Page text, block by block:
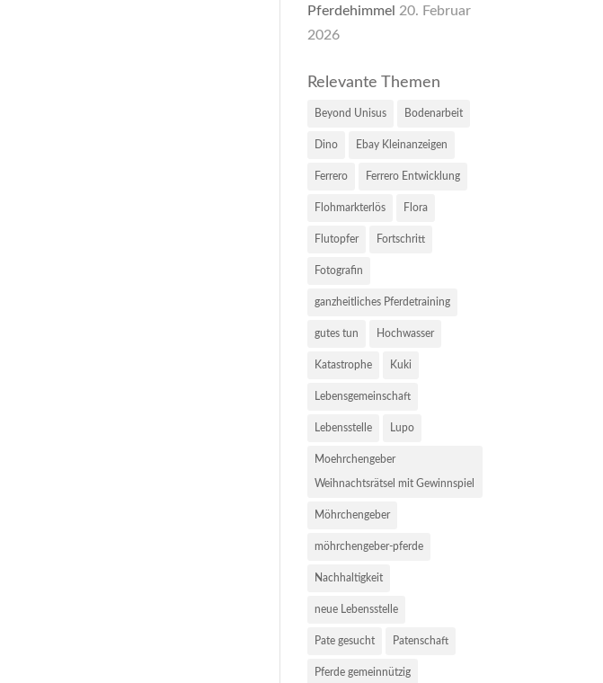
Pferdehimmel 20. Februar
2026
Relevante Themen
Beyond Unisus Bodenarbeit
Dino Ebay Kleinanzeigen
Ferrero Ferrero Entwicklung
Flohmarkterlös Flora
Flutopfer Fortschritt
Fotografin
ganzheitliches Pferdetraining
gutes tun Hochwasser
Katastrophe Kuki
Lebensgemeinschaft
Lebensstelle Lupo
Moehrchengeber
Weihnachtsrätsel mit Gewinnspiel
Möhrchengeber
möhrchengeber-pferde
Nachhaltigkeit
neue Lebensstelle
Pate gesucht Patenschaft
Pferde gemeinnützig